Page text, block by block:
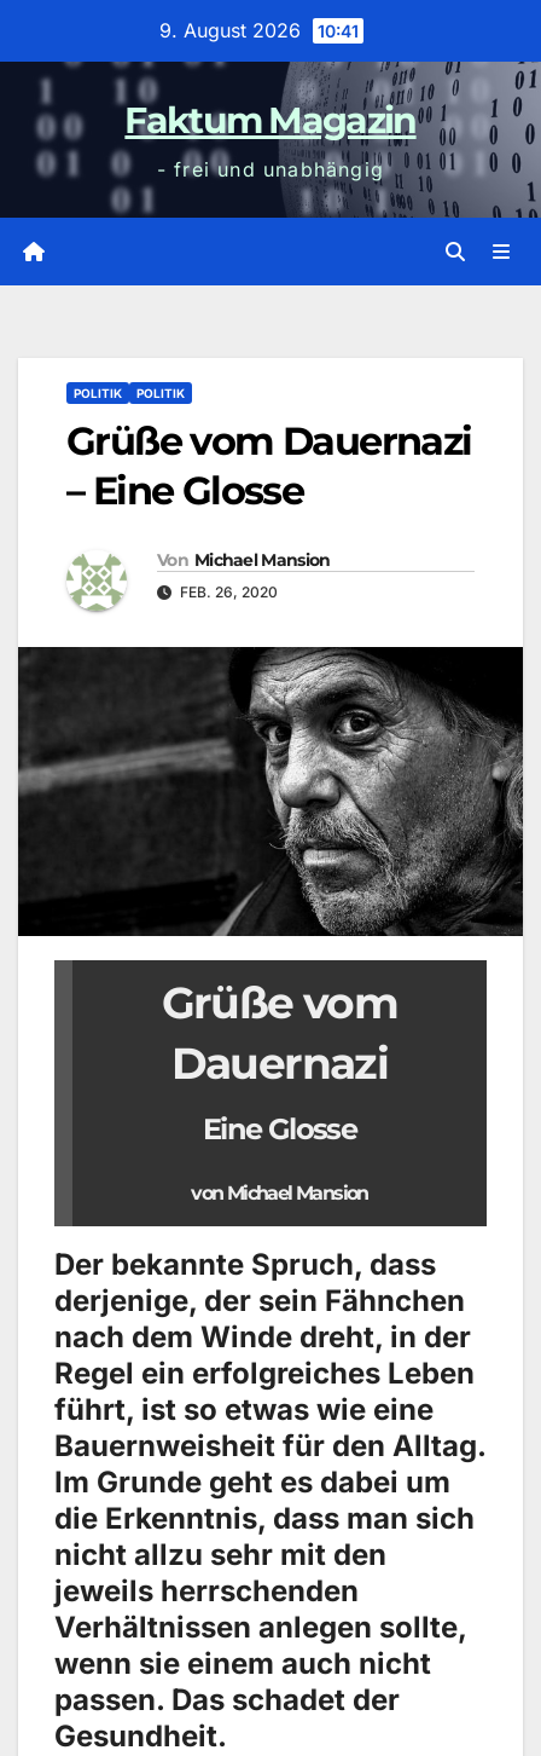
9. August 2026 10:41
Faktum Magazin
- frei und unabhängig
POLITIK POLITIK
Grüße vom Dauernazi
– Eine Glosse
Von Michael Mansion
FEB. 26, 2020
Grüße vom
Dauernazi
Eine Glosse
von Michael Mansion
Der bekannte Spruch, dass
derjenige, der sein Fähnchen
nach dem Winde dreht, in der
Regel ein erfolgreiches Leben
führt, ist so etwas wie eine
Bauernweisheit für den Alltag.
Im Grunde geht es dabei um
die Erkenntnis, dass man sich
nicht allzu sehr mit den
jeweils herrschenden
Verhältnissen anlegen sollte,
wenn sie einem auch nicht
passen. Das schadet der
Gesundheit.